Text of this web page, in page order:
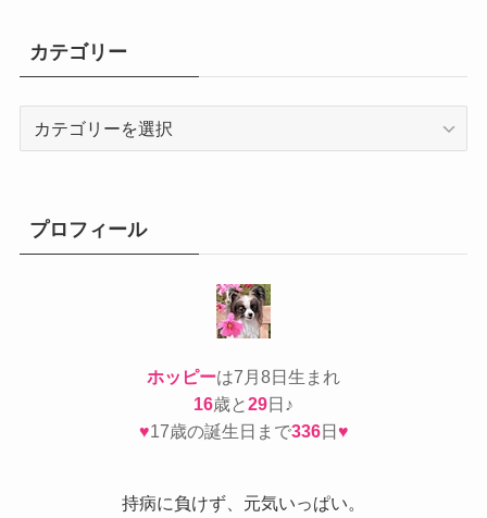
カテゴリー
ープロフィール
ホッピーは7月8日生まれ
16歳と29日♪
♥17歳の誕生日まで336日♥
持病に負けず、元気いっぱい。